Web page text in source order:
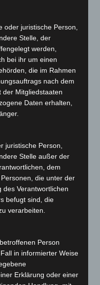
oder juristische Person,
Stelle, der
werden,
bei ihr um einen
die im Rahmen
nach dem
der Mitgliedstaaten
Daten erhalten,
juristische Person,
Stelle außer der
dem
die unter der
des Verantwortlichen
befugt sind, die
verarbeiten.
Person
in informierter Weise
Erklärung oder einer